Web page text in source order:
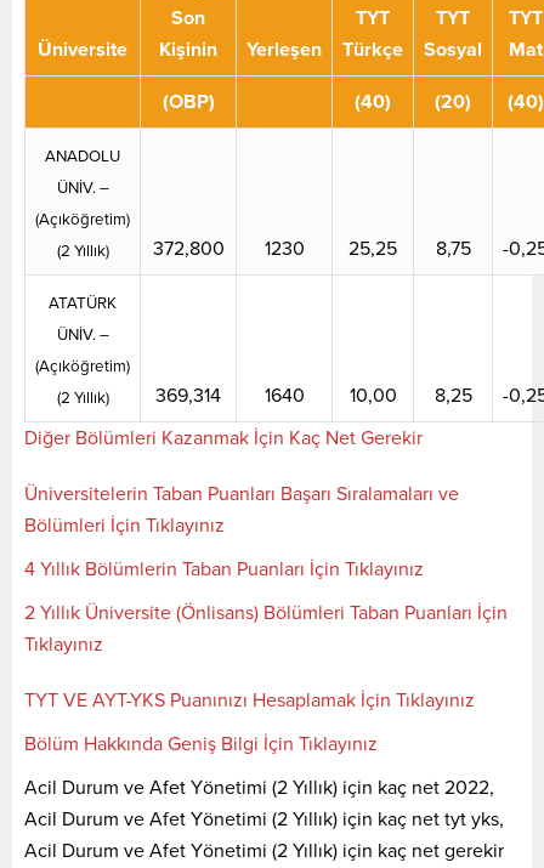
Üniversite
Son
Kişinin
Yerleşen
TYT
Türkçe
TYT
Sosyal
TYT
Mat
(OBP) (40) (20) (40)
ANADOLU
ÜNİV. –
(Açıköğretim)
(2 Yıllık)
372,800 1230 25,25 8,75 -
ATATÜRK
ÜNİV. –
(Açıköğretim)
(2 Yıllık)
369,314 1640 10,00 8,25
-
Diğer Bölümleri Kazanmak İçin Kaç Net Gerekir
Üniversitelerin Taban Puanları Başarı Sıralamaları ve
Bölümleri İçin Tıklayınız
4 Yıllık Bölümlerin Taban Puanları İçin Tıklayınız
2 Yıllık Üniversite (Önlisans) Bölümleri Taban Puanları İçin
Tıklayınız
TYT VE AYT-YKS Puanınızı Hesaplamak İçin Tıklayınız
Bölüm Hakkında Geniş Bilgi İçin Tıklayınız
Acil Durum ve Afet Yönetimi (2 Yıllık) için kaç net 2022,
Acil Durum ve Afet Yönetimi (2 Yıllık) için kaç net tyt yks,
Acil Durum ve Afet Yönetimi (2 Yıllık) için kaç net gerekir